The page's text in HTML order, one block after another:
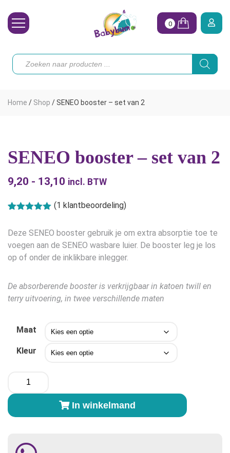
Toebehoren
Onze merken
Hoe begin ik?
0
Producten
zoeken
Home / Shop /SENEO booster – set van 2
SENEO booster – set van 2
9,20 - 13,10 Prijsklasse:
€13,10
incl. BTW
gebaseerd
opklant
waardering
(1 klantbeoordeling)
Deze SENEO booster gebruik je om extra absorptie toe te
voegen aan de SENEO wasbare luier. De booster leg je los
op of onder de inklikbare inlegger.
De absorberende booster is verkrijgbaar in katoen twill en
terry uitvoering, in twee verschillende maten
Maat
Kleur
SENEO
-
set
In winkelmand